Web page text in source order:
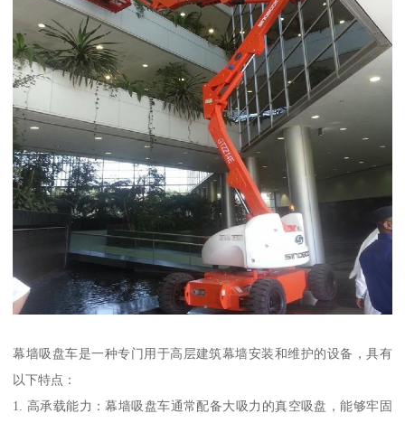
幕墙吸盘车是一种专门用于高层建筑幕墙安装和维护的设备，具有
以下特点：
1. 高承载能力：幕墙吸盘车通常配备大吸力的真空吸盘，能够牢固